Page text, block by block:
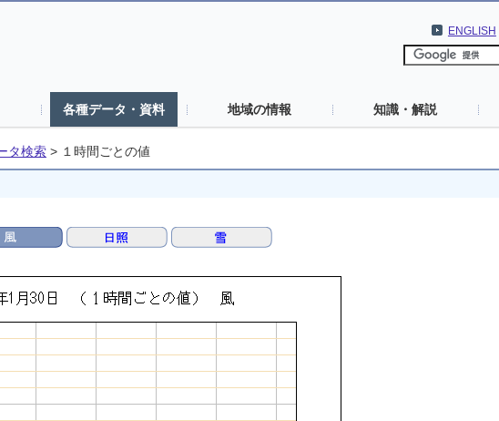
ENGLISH
各種データ・資料 地域の情報 知識・解説
タ検索 > １時間ごとの値